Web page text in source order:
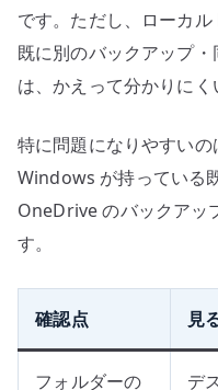
です。ただし、ローカル
既に別のバックアップ
は、かえって分かりにく
特に問題になりやすいの
Windows が持っている
OneDrive のバックアッ
す。
確認点 見
フォルダーの
デ